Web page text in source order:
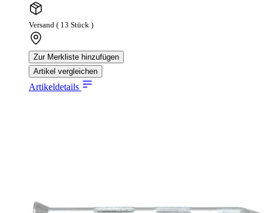
Versand ( 13 Stück )
Zur Merkliste hinzufügen
Artikel vergleichen
Artikeldetails